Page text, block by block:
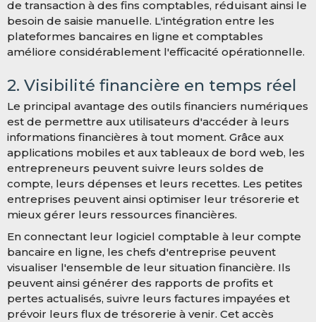
de transaction à des fins comptables, réduisant ainsi le
besoin de saisie manuelle. L'intégration entre les
plateformes bancaires en ligne et comptables
améliore considérablement l'efficacité opérationnelle.
2. Visibilité financière en temps réel
Le principal avantage des outils financiers numériques
est de permettre aux utilisateurs d'accéder à leurs
informations financières à tout moment. Grâce aux
applications mobiles et aux tableaux de bord web, les
entrepreneurs peuvent suivre leurs soldes de
compte, leurs dépenses et leurs recettes. Les petites
entreprises peuvent ainsi optimiser leur trésorerie et
mieux gérer leurs ressources financières.
En connectant leur logiciel comptable à leur compte
bancaire en ligne, les chefs d'entreprise peuvent
visualiser l'ensemble de leur situation financière. Ils
peuvent ainsi générer des rapports de profits et
pertes actualisés, suivre leurs factures impayées et
prévoir leurs flux de trésorerie à venir. Cet accès